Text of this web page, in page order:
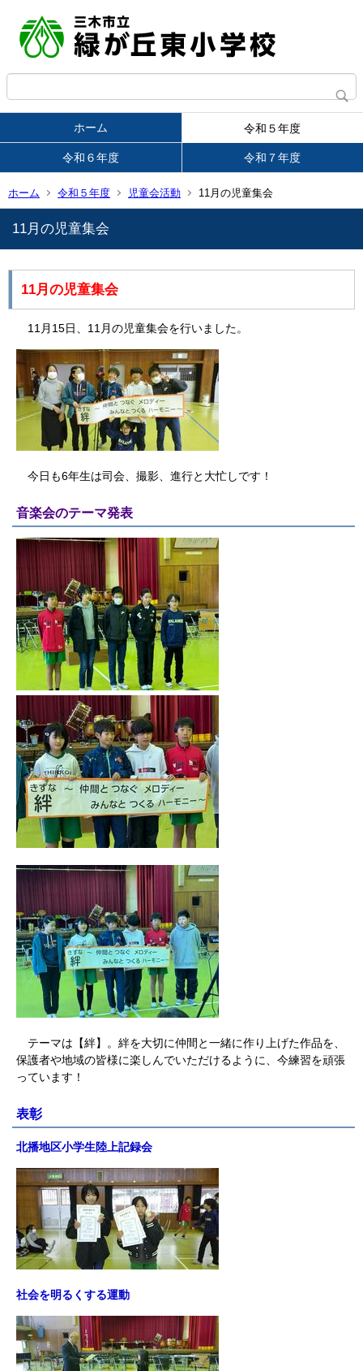
ホーム 令和５年度
令和６年度 令和７年度
ホーム 令和５年度 児童会活動 11月の児童集会
11月の児童集会
11月の児童集会
11月15日、11月の児童集会を行いました。
今日も6年生は司会、撮影、進行と大忙しです！
音楽会のテーマ発表
テーマは【絆】。絆を大切に仲間と一緒に作り上げた作品を、
保護者や地域の皆様に楽しんでいただけるように、今練習を頑張
っています！
表彰
北播地区小学生陸上記録会
社会を明るくする運動